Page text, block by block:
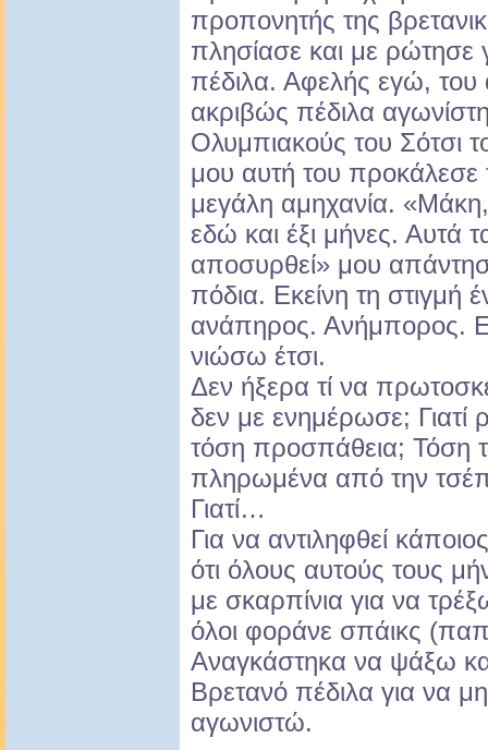
προπονητής της
πλησίασε και με ρώτησε
πέδιλα. Αφελής εγώ, του
ακριβώς πέδιλα
Ολυμπιακούς του Σότσι
μου αυτή του προκάλεσε
μεγάλη αμηχανία.
εδώ και έξι μήνες. Αυτά
αποσυρθεί» μου
πόδια. Εκείνη τη στιγμή
ανάπηρος. Ανήμπορος.
νιώσω έτσι.
Δεν ήξερα τί να
δεν με ενημέρωσε;
τόση προσπάθεια; Τόση
πληρωμένα από την
Γιατί…
Για να αντιληφθεί
ότι όλους αυτούς τους
με σκαρπίνια για να
όλοι φοράνε σπάικς
Αναγκάστηκα να ψάξω
Βρετανό πέδιλα για να
αγωνιστώ.